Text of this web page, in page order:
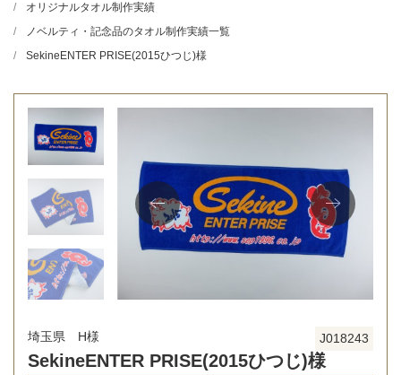
オリジナルタオル制作実績
ノベルティ・記念品のタオル制作実績一覧
SekineENTER PRISE(2015ひつじ)様
J018243
埼玉県 H様
SekineENTER PRISE(2015ひつじ)様